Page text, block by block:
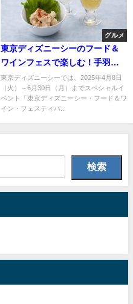
グルメ
東京ディズニーシーのフード＆
ワインフェスで楽しむ！手羽餃
子と海老マヨの絶妙ペアリング
東京ディズニーシーでは、2025年4月8日
（火）～6月30日（月）までスペシャルイ
ベント「東京ディズニーシー・フード＆ワ
イン・フェスティバ...
検索